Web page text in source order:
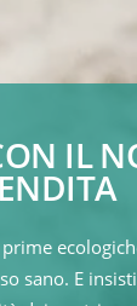
IL
sano. E